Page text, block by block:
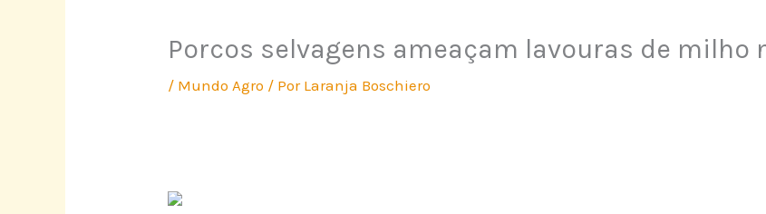
Porcos selvagens ameaçam lavouras de milho
/ Mundo Agro / Por Laranja Boschiero